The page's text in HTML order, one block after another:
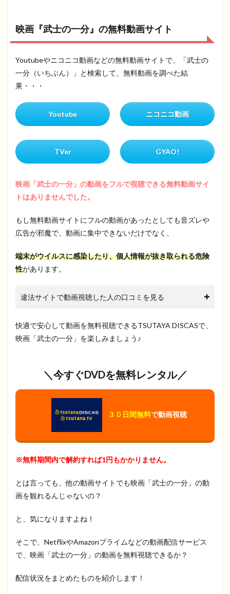
映画『武士の一分』の無料動画サイト
Youtubeやニコニコ動画などの無料動画サイトで、「武士の
一分（いちぶん）」と検索して、無料動画を調べた結
果・・・
Youtube ニコニコ動画
TVer GYAO!
映画「武士の一分」の動画をフルで視聴できる無料動画サイ
トはありませんでした。
もし無料動画サイトにフルの動画があったとしても音ズレや
広告が邪魔で、動画に集中できないだけでなく、
端末がウイルスに感染したり、個人情報が抜き取られる危険
性があります。
違法サイトで動画視聴した人の口コミを見る
快適で安心して動画を無料視聴できるTSUTAYA DISCASで、
映画「武士の一分」を楽しみましょう♪
＼今すぐDVDを無料レンタル／
３０日間無料で動画視聴
※無料期間内で解約すれば1円もかかりません。
とは言っても、他の動画サイトでも映画「武士の一分」の動
画を観れるんじゃないの？
と、気になりますよね！
そこで、NetflixやAmazonプライムなどの動画配信サービス
で、映画「武士の一分」の動画を無料視聴できるか？
配信状況をまとめたものを紹介します！